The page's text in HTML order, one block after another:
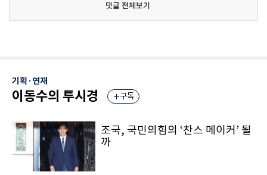
댓글 전체보기
기획·연재
이동수의 투시경 구독
조국, 국민의힘의 ‘찬스 메이커’ 될
까